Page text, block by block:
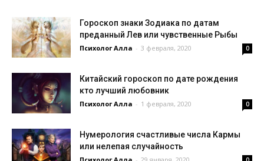
Гороскоп знаки Зодиака по датам
преданный Лев или чувственные Рыбы
Психолог Алла - 3 февраля, 2020 0
Китайский гороскоп по дате рождения
кто лучший любовник
Психолог Алла - 1 февраля, 2020 0
Нумерология счастливые числа Кармы
или нелепая случайность